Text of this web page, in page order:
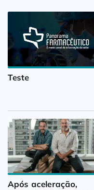
Teste
Após aceleração,